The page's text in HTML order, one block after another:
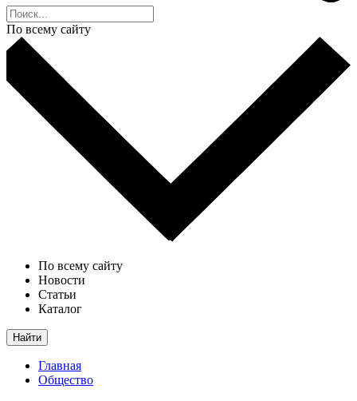
По всему сайту
По всему сайту
Новости
Статьи
Каталог
Найти
Главная
Общество